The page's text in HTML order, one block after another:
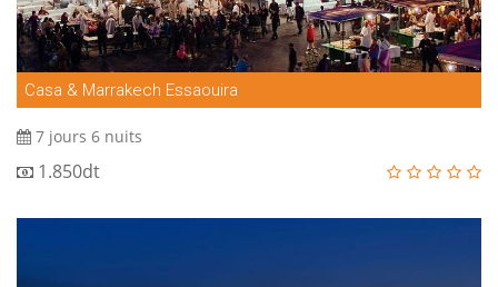
Casa & Marrakech Essaouira
7 jours 6 nuits
1.850dt